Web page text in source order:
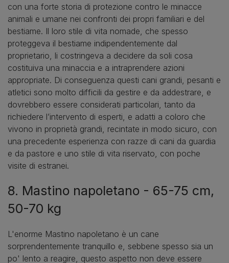
con una forte storia di protezione contro le minacce
animali e umane nei confronti dei propri familiari e del
bestiame. Il loro stile di vita nomade, che spesso
proteggeva il bestiame indipendentemente dal
proprietario, li costringeva a decidere da soli cosa
costituiva una minaccia e a intraprendere azioni
appropriate. Di conseguenza questi cani grandi, pesanti e
atletici sono molto difficili da gestire e da addestrare, e
dovrebbero essere considerati particolari, tanto da
richiedere l’intervento di esperti, e adatti a coloro che
vivono in proprietà grandi, recintate in modo sicuro, con
una precedente esperienza con razze di cani da guardia
e da pastore e uno stile di vita riservato, con poche
visite di estranei.
8. Mastino napoletano - 65-75 cm,
50-70 kg
L'enorme Mastino napoletano è un cane
sorprendentemente tranquillo e, sebbene spesso sia un
po' lento a reagire, questo aspetto non deve essere